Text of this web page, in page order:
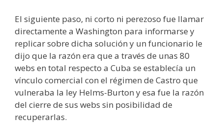
El siguiente paso, ni corto ni perezoso fue llamar
directamente a Washington para informarse y
replicar sobre dicha solución y un funcionario le
dijo que la razón era que a través de unas 80
webs en total respecto a Cuba se establecía un
vínculo comercial con el régimen de Castro que
vulneraba la ley Helms-Burton y esa fue la razón
del cierre de sus webs sin posibilidad de
recuperarlas.